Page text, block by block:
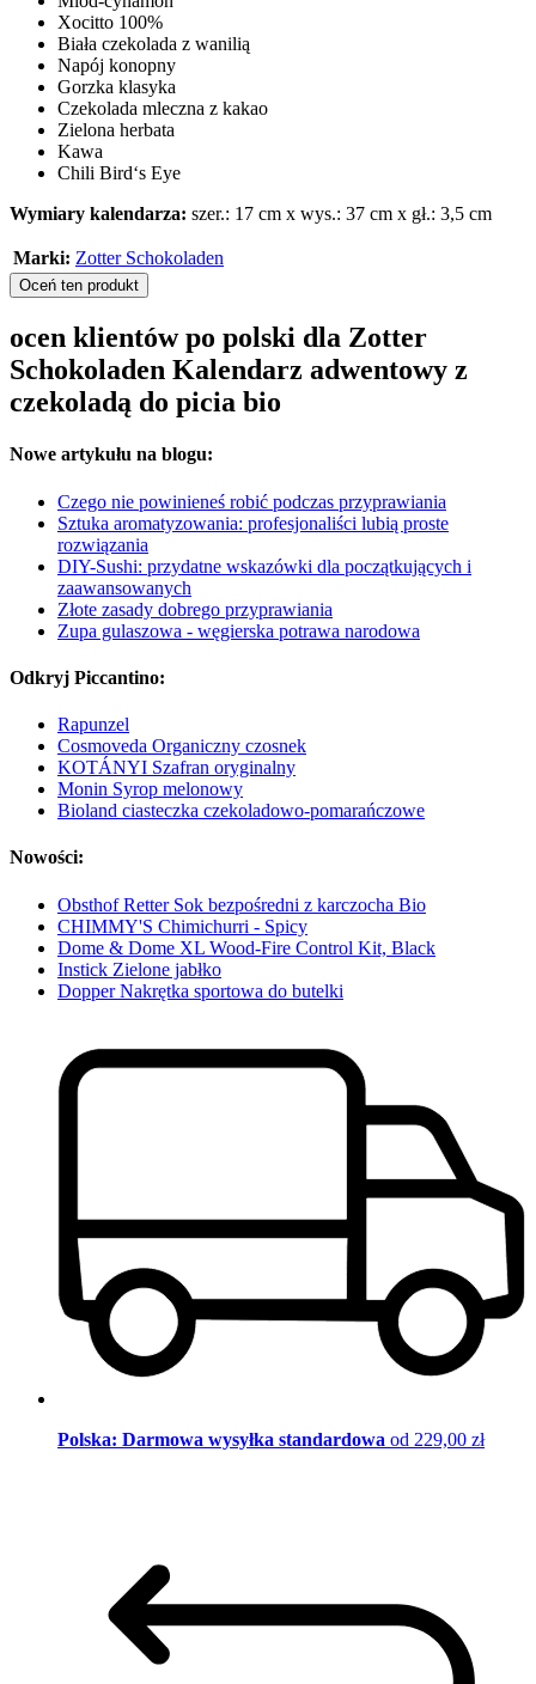
Xocitto 100%
Biała czekolada z wanilią
Napój konopny
Gorzka klasyka
Czekolada mleczna z kakao
Zielona herbata
Kawa
Chili Bird‘s Eye
Wymiary kalendarza: szer.: 17 cm x wys.: 37 cm x gł.: 3,5 cm
Marki: Zotter Schokoladen
Oceń ten produkt
ocen klientów po polski dla Zotter
Schokoladen Kalendarz adwentowy z
czekoladą do picia bio
Nowe artykułu na blogu:
Czego nie powinieneś robić podczas przyprawiania
Sztuka aromatyzowania: profesjonaliści lubią proste
rozwiązania
DIY-Sushi: przydatne wskazówki dla początkujących i
zaawansowanych
Złote zasady dobrego przyprawiania
Zupa gulaszowa - węgierska potrawa narodowa
Odkryj Piccantino:
Rapunzel
Cosmoveda Organiczny czosnek
KOTÁNYI Szafran oryginalny
Monin Syrop melonowy
Bioland ciasteczka czekoladowo-pomarańczowe
Nowości:
Obsthof Retter Sok bezpośredni z karczocha Bio
CHIMMY'S Chimichurri - Spicy
Dome & Dome XL Wood-Fire Control Kit, Black
Instick Zielone jabłko
Dopper Nakrętka sportowa do butelki
Polska: Darmowa wysyłka standardowa od 229,00 zł